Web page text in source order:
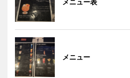
メニュー